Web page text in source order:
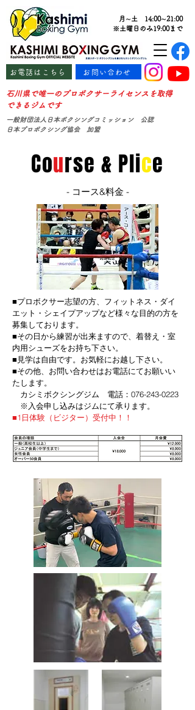
月∼土 14:00∼21:00
※土曜日のみ19:00まで
お電話はこちら お問い合わせ
石川県で唯一のプロボクサーライセンスを取得
できるジムです
一般財団法人日本ボクシングコミッション 公認
日本プロボクシング協会 加盟
Course & Plice
​- コース&料金 -
■プロボクサー志望の方、フィットネス・ダイ
エット・シェイプアップなど様々な目的の方を
募集しております。
■その日から練習が出来ますので、着替え・室
内用シューズをお持ち下さい。
■見学は自由です。お気軽にお越し下さい。
■その他、お問い合わせはお電話にてお願いい
たします。
カシミボクシングジム 電話：076-243-0223
※入会申し込みはジムにて承ります。
■1日体験（ビジター）受付中！！